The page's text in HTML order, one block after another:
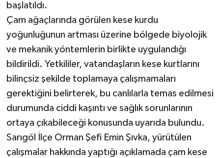
başlatıldı.
Çam ağaçlarında görülen kese kurdu
yoğunluğunun artması üzerine bölgede biyolojik
ve mekanik yöntemlerin birlikte uygulandığı
bildirildi. Yetkililer, vatandaşların kese kurtlarını
bilinçsiz şekilde toplamaya çalışmamaları
gerektiğini belirterek, bu canlılarla temas edilmesi
durumunda ciddi kaşıntı ve sağlık sorunlarının
ortaya çıkabileceği konusunda uyarıda bulundu.
Sarıgöl İlçe Orman Şefi Emin Şıvka, yürütülen
çalışmalar hakkında yaptığı açıklamada çam kese